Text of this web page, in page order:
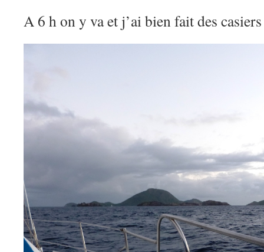
A 6 h on y va et j’ai bien fait des